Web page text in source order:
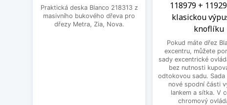
Praktická deska Blanco 218313 z
masivního bukového dřeva pro
dřezy Metra, Zia, Nova.
118979 +
klasickou
knoflíku
Pokud máte dřez
excentru, můžete
sady excentrické
bez nutnosti
odtokovou sadu. Sada
nové spodní části
lankem a sítka. V
chromový